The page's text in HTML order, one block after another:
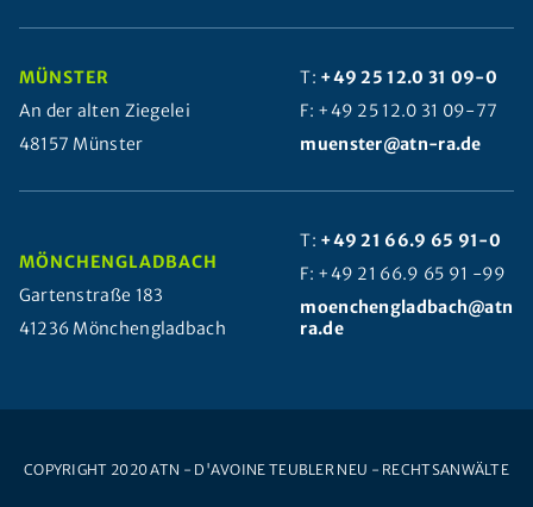
MÜNSTER
An der alten Ziegelei
48157 Münster
T: +49 25 12.0 31 09-0
F: +49 25 12.0 31 09-77
muenster@atn-ra.de
MÖNCHENGLADBACH
Gartenstraße 183
41236 Mönchengladbach
T: +49 21 66.9 65 91-0
F: +49 21 66.9 65 91 -99
moenchengladbach@atn-
ra.de
COPYRIGHT 2020 ATN - D'AVOINE TEUBLER NEU - RECHTSANWÄLTE